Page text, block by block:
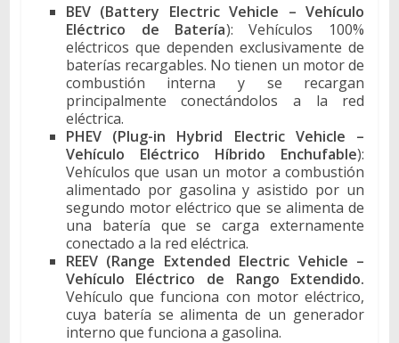
BEV (Battery Electric Vehicle – Vehículo
Eléctrico de Batería): Vehículos 100%
eléctricos que dependen exclusivamente de
baterías recargables. No tienen un motor de
combustión interna y se recargan
principalmente conectándolos a la red
eléctrica.
PHEV (Plug-in Hybrid Electric Vehicle –
Vehículo Eléctrico Híbrido Enchufable):
Vehículos que usan un motor a combustión
alimentado por gasolina y asistido por un
segundo motor eléctrico que se alimenta de
una batería que se carga externamente
conectado a la red eléctrica.
REEV (Range Extended Electric Vehicle –
Vehículo Eléctrico de Rango Extendido.
Vehículo que funciona con motor eléctrico,
cuya batería se alimenta de un generador
interno que funciona a gasolina.